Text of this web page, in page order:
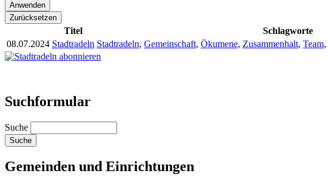
Titel Schlagworte
08.07.2024 Stadtradeln Stadtradeln, Gemeinschaft, Ökumene, Zusammenhalt, Team,
Suchformular
Suche
Gemeinden und Einrichtungen